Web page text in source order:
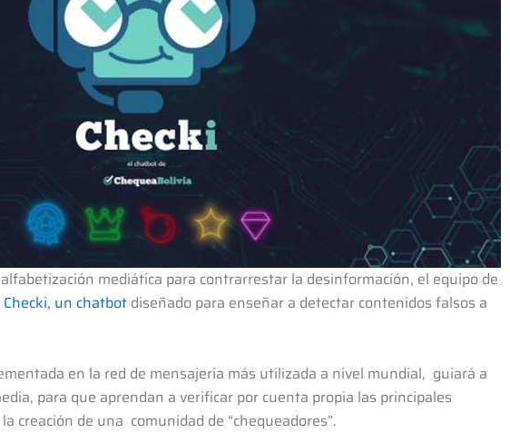
mediática para contrarrestar la desinformación, el equipo de
Checki, un chatbot diseñado para enseñar a detectar contenidos falsos a
en la red de mensajería más utilizada a nivel mundial, guiará a
para que aprendan a verificar por cuenta propia las principales
creación de una comunidad de “chequeadores”.